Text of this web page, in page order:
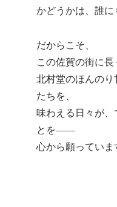
かどうかは、誰に
だからこそ、
この佐賀の街に長
北村堂のほんの
たちを、
味わえる日々が、
とを——
心から願っていま